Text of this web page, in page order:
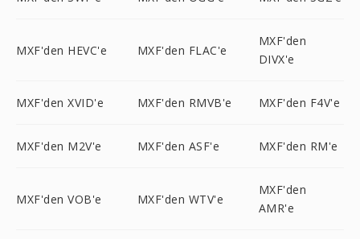
MXF'den HEVC'e MXF'den FLAC'e
MXF'den
DIVX'e
MXF'den XVID'e MXF'den RMVB'e MXF'den F4V'e
MXF'den M2V'e MXF'den ASF'e MXF'den RM'e
MXF'den VOB'e MXF'den WTV'e
MXF'den
AMR'e